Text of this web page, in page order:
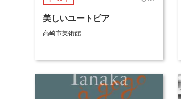
美しいユートピア
高崎市美術館